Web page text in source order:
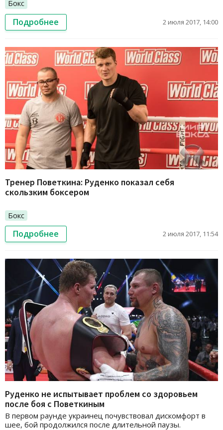
Бокс
Подробнее 2 июля 2017, 14:00
Тренер Поветкина: Руденко показал себя
скользким боксером
Бокс
Подробнее 2 июля 2017, 11:54
Руденко не испытывает проблем со здоровьем
после боя с Поветкиным
В первом раунде украинец почувствовал дискомфорт в
шее, бой продолжился после длительной паузы.